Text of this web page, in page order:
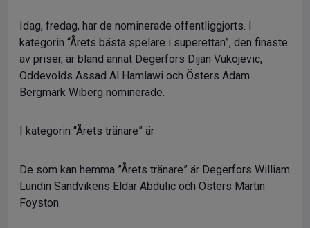
Idag, fredag, har de nominerade offentliggjorts. I
kategorin “Årets bästa spelare i superettan”, den finaste
av priser, är bland annat Degerfors Dijan Vukojevic,
Oddevolds Assad Al Hamlawi och Östers Adam
Bergmark Wiberg nominerade.
I kategorin “Årets tränare” är
De som kan hemma ”Årets tränare” är Degerfors William
Lundin Sandvikens Eldar Abdulic och Östers Martin
Foyston.